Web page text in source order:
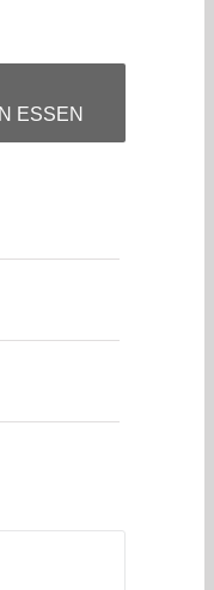
ESSEN